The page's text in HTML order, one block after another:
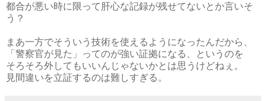
都合が悪い時に限って肝心な記録が残せてないとか言いそ
う？
まあ一方でそういう技術を使えるようになったんだから、
「警察官が見た」ってのが強い証拠になる、というのを
そろそろ外してもいいんじゃないかとは思うけどねぇ。
見間違いを立証するのは難しすぎる。